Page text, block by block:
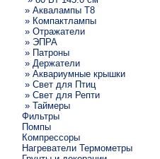
» Аквалампы T8
» Компактлампы
» Отражатели
» ЭПРА
» Патроны
» Держатели
» Аквариумные крышки
» Свет для Птиц
» Свет для Репти
» Таймеры
Фильтры
Помпы
Компрессоры
Нагреватели Термометры